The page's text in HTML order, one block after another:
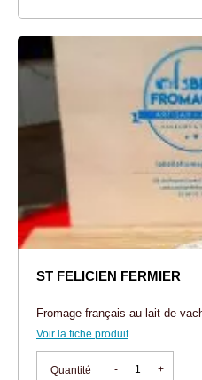
ST FELICIEN FERMIER
Fromage français au lait de
Voir la fiche produit
Quantité - +